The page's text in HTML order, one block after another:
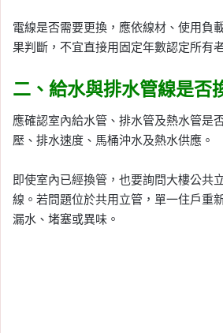
電線是否需要更換，應依線材、使用負
果判斷，不宜直接用固定年數認定所有
二、給水與排水管線是否
應確認室內給水管、排水管及熱水管是
壓、排水速度、馬桶沖水及熱水供應。
即使室內已經換管，也要詢問大樓公共
線。若問題位於共用立管，單一住戶重
漏水、堵塞或異味。